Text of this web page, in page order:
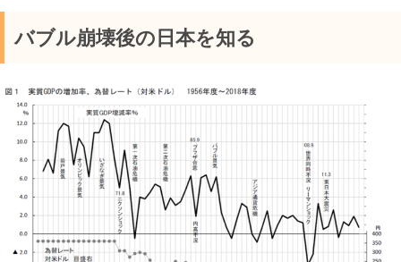
バブル崩壊後の日本を知る